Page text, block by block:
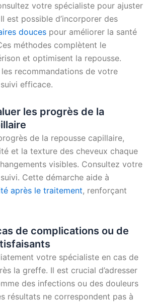
votre spécialiste pour ajuster
est possible d’incorporer des
doucespour améliorer la santé
méthodes complètent le
et optimisent la repousse.
recommandations de votre
efficace.
les progrès de la
de la repousse capillaire,
et la texture des cheveux chaque
visibles. Consultez votre
Cette démarche aide à
après le traitement, renforçant
de complications ou de
votre spécialiste en cas de
la greffe. Il est crucial d’adresser
des infections ou des douleurs
résultats ne correspondent pas à